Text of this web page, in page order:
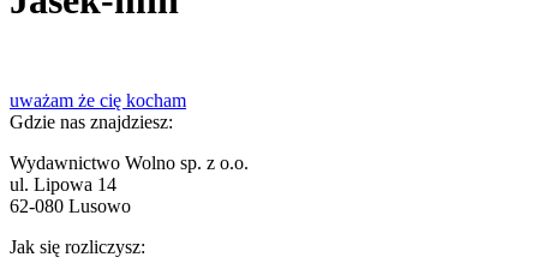
Nawigacja
wpisu
Poprzedni
wpis:
uważam że cię kocham
Gdzie nas znajdziesz:
Wydawnictwo Wolno sp. z o.o.
ul. Lipowa 14
62-080 Lusowo
Jak się rozliczysz: